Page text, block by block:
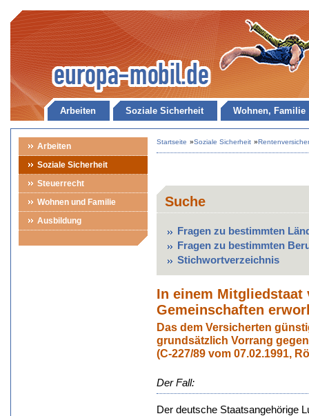
Arbeiten Soziale Sicherheit Wohnen, Familie
Arbeiten
Soziale Sicherheit
Steuerrecht
Wohnen und Familie
Ausbildung
Startseite »Soziale Sicherheit »
Suche
Fragen zu bestimmten
Fragen zu bestimmten
Stichwortverzeichnis
In einem
Gemeinschaften
Das dem Versicherten
grundsätzlich Vorrang
(C-227/89 vom 07.02.1991,
Der Fall:
Der deutsche Staatsangehörige